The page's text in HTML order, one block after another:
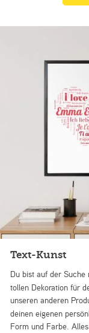
Text-Kunst
Du bist auf der Suche
tollen Dekoration für
unseren anderen
deinen eigenen
Form und Farbe.